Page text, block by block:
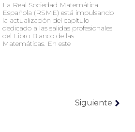
La Real Sociedad Matemática
Española (RSME) está impulsando
la actualización del capítulo
dedicado a las salidas profesionales
del Libro Blanco de las
Matemáticas. En este
Siguiente